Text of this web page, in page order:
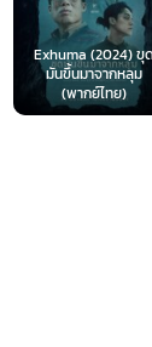
Star Wars: The
Mandalorian and
Grogu (2026) แมน
ดาลอเรี่ยนและโกรกู...